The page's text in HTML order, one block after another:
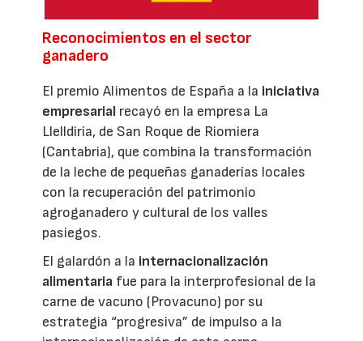
Reconocimientos en el sector
ganadero
El premio Alimentos de España a la iniciativa
empresarial recayó en la empresa La
Llelldiría, de San Roque de Riomiera
(Cantabria), que combina la transformación
de la leche de pequeñas ganaderías locales
con la recuperación del patrimonio
agroganadero y cultural de los valles
pasiegos.
El galardón a la internacionalización
alimentaria fue para la interprofesional de la
carne de vacuno (Provacuno) por su
estrategia “progresiva” de impulso a la